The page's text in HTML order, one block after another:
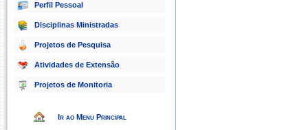
Perfil Pessoal
Disciplinas Ministradas
Projetos de Pesquisa
Atividades de Extensão
Projetos de Monitoria
Ir ao Menu Principal